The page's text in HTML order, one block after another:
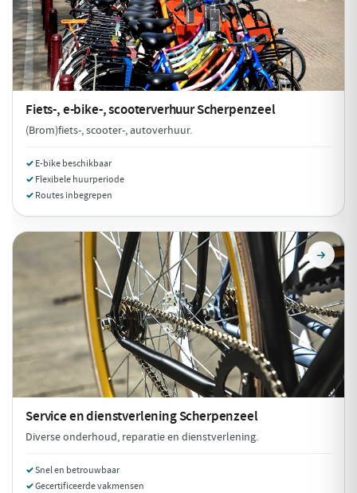
Fiets-, e-bike-, scooterverhuurScherpenzeel
(Brom)fiets-, scooter-, autoverhuur.
E-bike beschikbaar
Flexibele huurperiode
Routes inbegrepen
Service en dienstverleningScherpenzeel
Diverse onderhoud, reparatie en dienstverlening.
Snel en betrouwbaar
Gecertificeerde vakmensen